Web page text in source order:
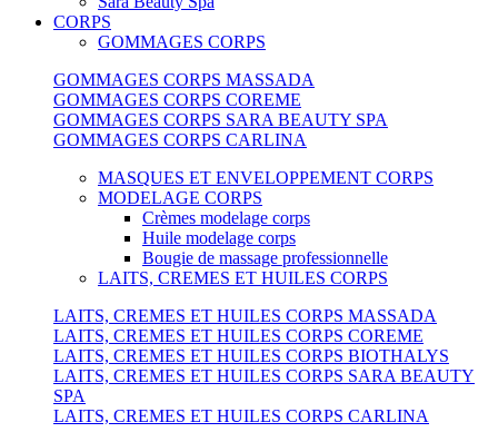
CORPS
GOMMAGES CORPS
GOMMAGES CORPS MASSADA
GOMMAGES CORPS COREME
GOMMAGES CORPS SARA BEAUTY SPA
GOMMAGES CORPS CARLINA
MASQUES ET ENVELOPPEMENT CORPS
MODELAGE CORPS
Crèmes modelage corps
Huile modelage corps
Bougie de massage professionnelle
LAITS, CREMES ET HUILES CORPS
LAITS, CREMES ET HUILES CORPS MASSADA
LAITS, CREMES ET HUILES CORPS COREME
LAITS, CREMES ET HUILES CORPS BIOTHALYS
LAITS, CREMES ET HUILES CORPS SARA BEAUTY
SPA
LAITS, CREMES ET HUILES CORPS CARLINA